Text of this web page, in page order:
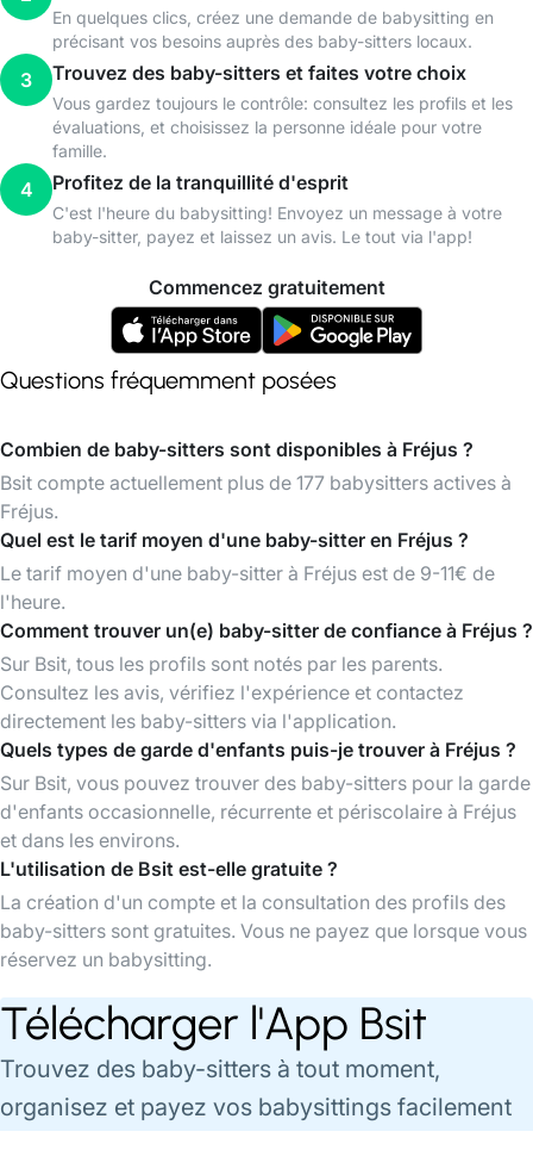
En quelques clics, créez une demande de babysitting en
précisant vos besoins auprès des baby-sitters locaux.
3 Trouvez des baby-sitters et faites votre choix
Vous gardez toujours le contrôle: consultez les profils et les
évaluations, et choisissez la personne idéale pour votre
famille.
4 Profitez de la tranquillité d'esprit
C'est l'heure du babysitting! Envoyez un message à votre
baby-sitter, payez et laissez un avis. Le tout via l'app!
Commencez gratuitement
Questions fréquemment posées
Combien de baby-sitters sont disponibles à Fréjus ?
Bsit compte actuellement plus de 177 babysitters actives à
Fréjus.
Quel est le tarif moyen d'une baby-sitter en Fréjus ?
Le tarif moyen d'une baby-sitter à Fréjus est de 9-11€ de
l'heure.
Comment trouver un(e) baby-sitter de confiance à Fréjus ?
Sur Bsit, tous les profils sont notés par les parents.
Consultez les avis, vérifiez l'expérience et contactez
directement les baby-sitters via l'application.
Quels types de garde d'enfants puis-je trouver à Fréjus ?
Sur Bsit, vous pouvez trouver des baby-sitters pour la garde
d'enfants occasionnelle, récurrente et périscolaire à Fréjus
et dans les environs.
L'utilisation de Bsit est-elle gratuite ?
La création d'un compte et la consultation des profils des
baby-sitters sont gratuites. Vous ne payez que lorsque vous
réservez un babysitting.
Télécharger l'App Bsit
Trouvez des baby-sitters à tout moment,
organisez et payez vos babysittings facilement